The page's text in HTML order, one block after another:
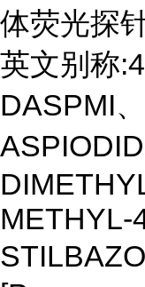
体荧光探
英文别称
DASPMI
METHYL-